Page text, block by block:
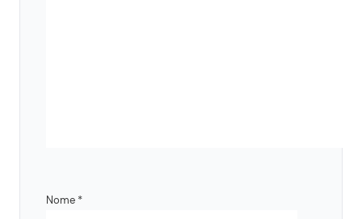
Nome *